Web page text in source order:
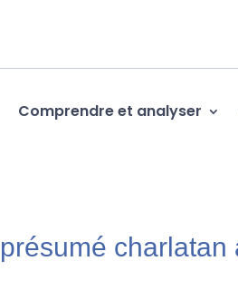
Comprendre et analyser
charlatan